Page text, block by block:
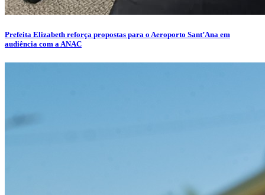
Prefeita Elizabeth reforça propostas para o Aeroporto Sant’Ana em
audiência com a ANAC